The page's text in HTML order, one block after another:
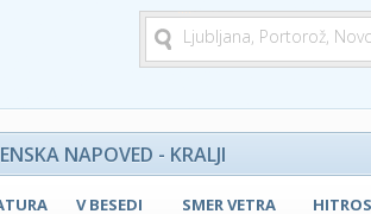
NAPOVED - KRALJI
V BESEDI SMER VETRA